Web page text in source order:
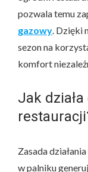
pozwala temu
gazowy . Dzięki
sezon na
komfort
Jak
Zasada
w palniku